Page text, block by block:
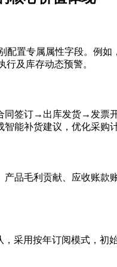
配置专属属性字段。例如
及库存动态预警。
订→出库发货→发票开
能补货建议，优化采购计
品毛利贡献、应收账
采用按年订阅模式，